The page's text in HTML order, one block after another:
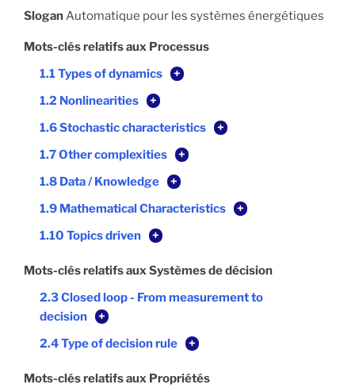
SloganAutomatique pour les systèmes énergétiques
Mots-clés relatifs aux Processus
1.1 Types of dynamics
+
1.2 Nonlinearities
+
1.6 Stochastic characteristics
+
1.7 Other complexities
+
1.8 Data / Knowledge
+
1.9 Mathematical Characteristics
+
1.10 Topics driven
+
Mots-clés relatifs aux Systèmes de décision
2.3 Closed loop - From measurement to
decision
+
2.4 Type of decision rule
+
Mots-clés relatifs aux Propriétés